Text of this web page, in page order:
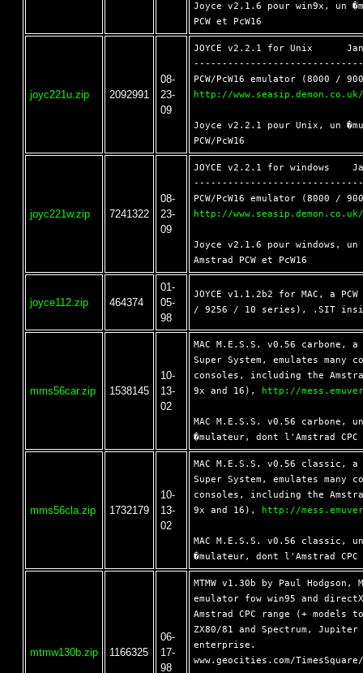
Joyce v2.1.6 pour win9x, un
joyc221u.zip 2092991
08-
23-
09
JOYCE v2.2.1 for Unix
http://
Joyce v2.2.1 pour Unix, un
joyc221w.zip 7241322
08-
23-
09
JOYCE v2.2.1 for windows
http://
Joyce v2.1.6 pour windows, un
joyce112.zip 464374
01-
05-
98
JOYCE v1.1.2b2 for MAC, a
mms56car.zip 1538145
10-
13-
02
MAC M.E.S.S. v0.56 carbone,
Super System, emulates many
consoles, including the
9x and 16),
http://
MAC M.E.S.S. v0.56 carbone,
mms56cla.zip 1732179
10-
13-
02
MAC M.E.S.S. v0.56 classic,
Super System, emulates many
consoles, including the
9x and 16),
http://
MAC M.E.S.S. v0.56 classic,
mtmw130b.zip 1166325
06-
17-
98
MTMW v1.30b by Paul Hodgson,
emulator fow win95 and
Amstrad CPC range (+
ZX80/81 and Spectrum, Jupiter
enterprise.
www.geocities.com/